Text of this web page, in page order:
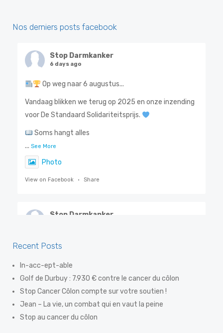
Nos derniers posts facebook
Stop Darmkanker
6 days ago
Op weg naar 6 augustus...
Vandaag blikken we terug op 2025 en onze inzending
voor De Standaard Solidariteitsprijs.
Soms hangt alles
... See More
Photo
View on Facebook · Share
Stop Darmkanker
Steven De Smet, ook gekend als 'De Flik', weet als
Dankzij een eenvoudige preventiev
... See More
View on Facebook · Share
Recent Posts
In-acc-ept-able
Golf de Durbuy : 7.930 € contre le cancer du côlon
Stop Cancer Côlon compte sur votre soutien !
Jean – La vie, un combat qui en vaut la peine
Stop au cancer du côlon